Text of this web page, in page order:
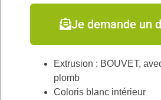
Je demande un
Extrusion : BOUVET,
plomb
Coloris blanc intérieur